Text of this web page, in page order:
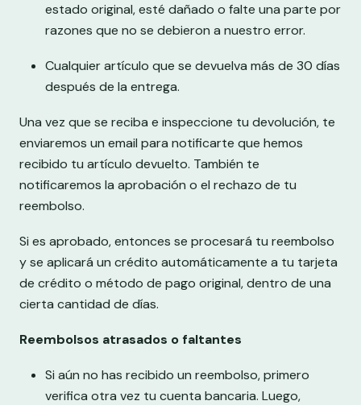
estado original, esté dañado o falte una parte por
razones que no se debieron a nuestro error.
Cualquier artículo que se devuelva más de 30 días
después de la entrega.
Una vez que se reciba e inspeccione tu devolución, te
enviaremos un email para notificarte que hemos
recibido tu artículo devuelto. También te
notificaremos la aprobación o el rechazo de tu
reembolso.
Si es aprobado, entonces se procesará tu reembolso
y se aplicará un crédito automáticamente a tu tarjeta
de crédito o método de pago original, dentro de una
cierta cantidad de días.
Reembolsos atrasados ​​o faltantes
Si aún no has recibido un reembolso, primero
verifica otra vez tu cuenta bancaria. Luego,